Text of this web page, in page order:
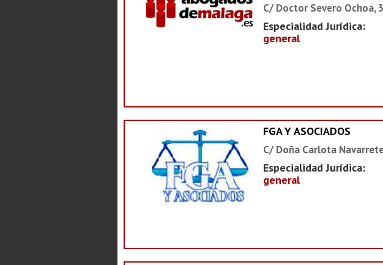
C/ Doctor Severo Ochoa,
Especialidad Jurídica:
general
FGA Y ASOCIADOS
C/ Doña Carlota
Especialidad Jurídica:
general